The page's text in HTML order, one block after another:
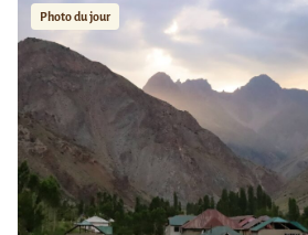
Photo du jour